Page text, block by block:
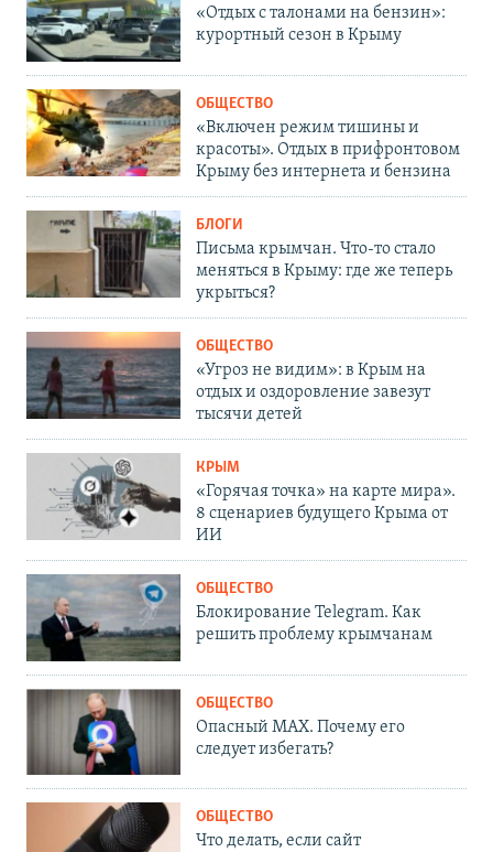
«Отдых с талонами на бензин»:
курортный сезон в Крыму
ОБЩЕСТВО
«Включен режим тишины и
красоты». Отдых в прифронтовом
Крыму без интернета и бензина
БЛОГИ
Письма крымчан. Что-то стало
меняться в Крыму: где же теперь
укрыться?
ОБЩЕСТВО
«Угроз не видим»: в Крым на
отдых и оздоровление завезут
тысячи детей
КРЫМ
«Горячая точка» на карте мира».
8 сценариев будущего Крыма от
ИИ
ОБЩЕСТВО
Блокирование Telegram. Как
решить проблему крымчанам
ОБЩЕСТВО
Опасный MAX. Почему его
следует избегать?
ОБЩЕСТВО
Что делать, если сайт